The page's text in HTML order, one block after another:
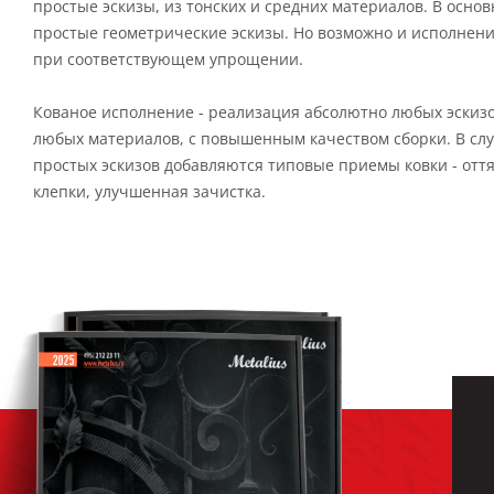
простые эскизы, из тонских и средних материалов. В
простые геометрические эскизы. Но возможно и
при соответствующем упрощении.
Кованое исполнение - реализация абсолютно любых
любых материалов, с повышенным качеством сборки. В
простых эскизов добавляются типовые приемы ковки -
клепки, улучшенная зачистка.